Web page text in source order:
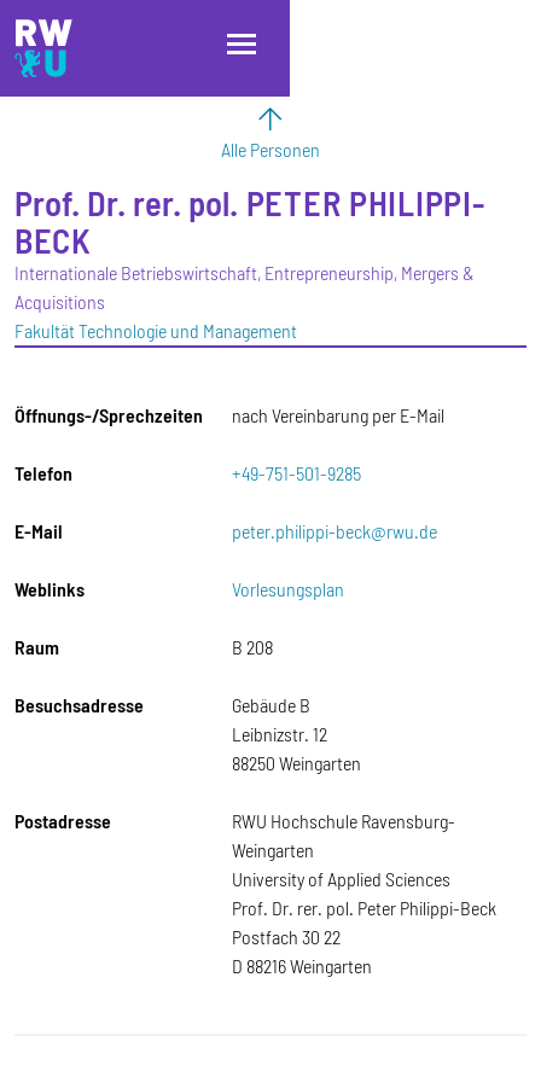
Direkt zum Inhalt
Direkt zur Hauptnavigation
Direkt zum Fußbereich
Alle Personen
Prof. Dr. rer. pol. PETER PHILIPPI-
BECK
Internationale Betriebswirtschaft, Entrepreneurship, Mergers &
Acquisitions
Fakultät Technologie und Management
Öffnungs-/Sprechzeiten nach Vereinbarung per E-Mail
Telefon +49-751-501-9285
E-Mail peter.philippi-beck@rwu.de
Weblinks Vorlesungsplan
Raum B 208
Besuchsadresse
Gebäude B
Leibnizstr. 12
88250 Weingarten
Postadresse
RWU Hochschule Ravensburg-
Weingarten
University of Applied Sciences
Prof. Dr. rer. pol. Peter Philippi-Beck
Postfach 30 22
D 88216 Weingarten